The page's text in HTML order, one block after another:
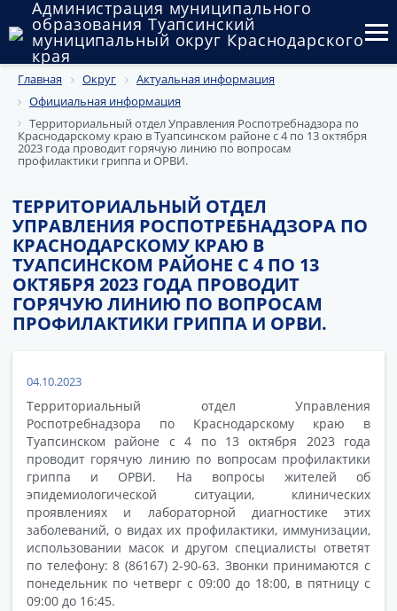
Администрация муниципального
образования Туапсинский
муниципальный округ Краснодарского
края
Округ
Администрация
Муниципальные закупки
Государственный и муниципальный контроль
Муниципальное имущество
Публичные слушания и общественные обсуждения
Документы
Главная Округ
Актуальная информация
Официальная информация
Территориальный отдел Управления Роспотребнадзора по
Краснодарскому краю в Туапсинском районе с 4 по 13 октября
2023 года проводит горячую линию по вопросам
профилактики гриппа и ОРВИ.
ТЕРРИТОРИАЛЬНЫЙ ОТДЕЛ
УПРАВЛЕНИЯ РОСПОТРЕБНАДЗОРА ПО
КРАСНОДАРСКОМУ КРАЮ В
ТУАПСИНСКОМ РАЙОНЕ С 4 ПО 13
ОКТЯБРЯ 2023 ГОДА ПРОВОДИТ
ГОРЯЧУЮ ЛИНИЮ ПО ВОПРОСАМ
ПРОФИЛАКТИКИ ГРИППА И ОРВИ.
04.10.2023
Территориальный отдел Управления
Роспотребнадзора по Краснодарскому краю в
Туапсинском районе с 4 по 13 октября 2023 года
проводит горячую линию по вопросам профилактики
гриппа и ОРВИ. На вопросы жителей об
эпидемиологической ситуации, клинических
проявлениях и лабораторной диагностике этих
заболеваний, о видах их профилактики, иммунизации,
использовании масок и другом специалисты ответят
по телефону: 8 (86167) 2-90-63. Звонки принимаются с
понедельник по четверг с 09:00 до 18:00, в пятницу с
09:00 до 16:45.